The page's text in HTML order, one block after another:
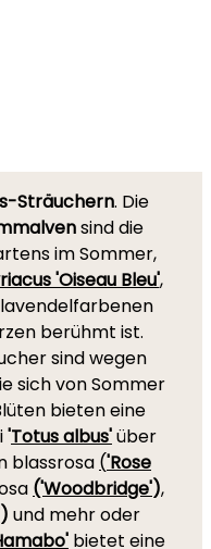
Sträuchern. Die
sind die
im Sommer,
'Oiseau Bleu',
berühmt ist.
sind wegen
sich von Sommer
bieten eine
'Totus albus'über
blassrosa ('Rose
('Woodbridge'),
) und mehr oder
bietet eine